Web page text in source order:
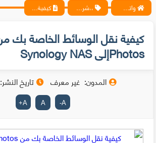
واتس آب ، فيسبوك ، أنترنت ، شروحات تقنية حصرية - المحترف ،،شروحات، برامج، كيفية نقل الوسائط الخاصة بك من Google Photosإلى Synology NAS
Photosإلى Synology NAS
المدون: غير معرف تاريخ النشر:
A
-
A
A
+